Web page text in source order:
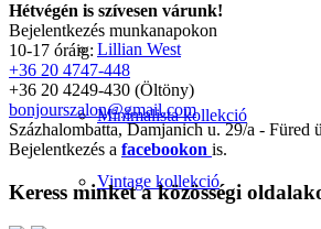
Lillian West
Minimalista kollekció
Vintage kollekció
Hétvégén is szívesen várunk!
Bejelentkezés munkanapokon
10-17 óráig:
+36 20 4747-448
+36 20 4249-430 (Öltöny)
bonjourszalon@gmail.com
Százhalombatta, Damjanich u. 29/a - Füred
Bejelentkezés a facebookon is.
Keress minket a közösségi